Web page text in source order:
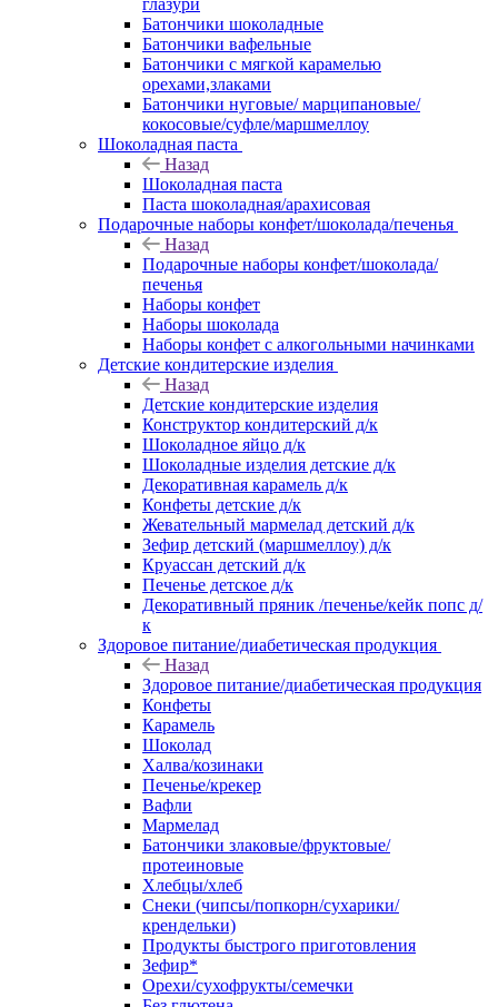
глазури
Батончики шоколадные
Батончики вафельные
Батончики с мягкой карамелью
орехами,злаками
Батончики нуговые/ марципановые/
кокосовые/суфле/маршмеллоу
Шоколадная паста
Назад
Шоколадная паста
Паста шоколадная/арахисовая
Подарочные наборы конфет/шоколада/печенья
Назад
Подарочные наборы конфет/шоколада/
печенья
Наборы конфет
Наборы шоколада
Наборы конфет с алкогольными начинками
Детские кондитерские изделия
Назад
Детские кондитерские изделия
Конструктор кондитерский д/к
Шоколадное яйцо д/к
Шоколадные изделия детские д/к
Декоративная карамель д/к
Конфеты детские д/к
Жевательный мармелад детский д/к
Зефир детский (маршмеллоу) д/к
Круассан детский д/к
Печенье детское д/к
Декоративный пряник /печенье/кейк попс д/
к
Здоровое питание/диабетическая продукция
Назад
Здоровое питание/диабетическая продукция
Конфеты
Карамель
Шоколад
Халва/козинаки
Печенье/крекер
Вафли
Мармелад
Батончики злаковые/фруктовые/
протеиновые
Хлебцы/хлеб
Снеки (чипсы/попкорн/сухарики/
крендельки)
Продукты быстрого приготовления
Зефир*
Орехи/сухофрукты/семечки